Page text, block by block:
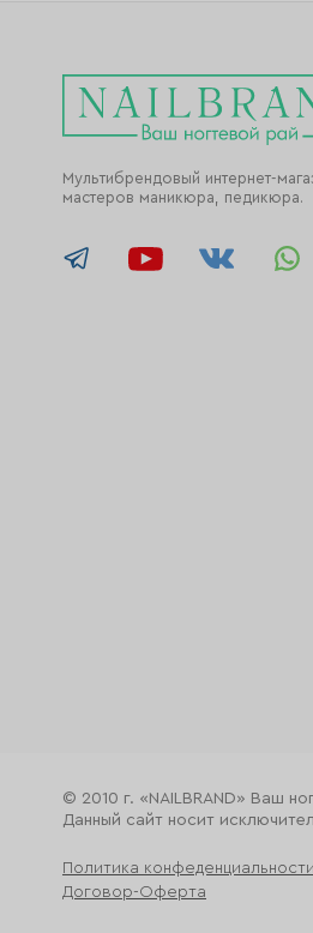
Мультибрендовый интернет-
мастеров маникюра, педикюра.
© 2010 г. «NAILBRAND» Ваш
Данный сайт носит
Политика конфеденциальности
Договор-Оферта